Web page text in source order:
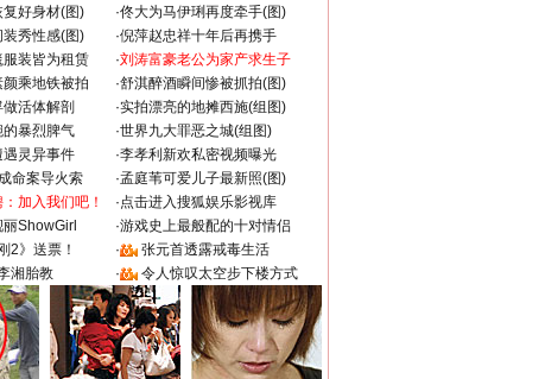
复好身材(图) ·佟大为马伊琍再度牵手(图)
装秀性感(图) ·倪萍赵忠祥十年后再携手
装皆为租赁 ·刘涛富豪老公为家产求生子
乘地铁被拍 ·舒淇醉酒瞬间惨被抓拍(图)
活体解剖 ·实拍漂亮的地摊西施(组图)
暴烈脾气 ·世界九大罪恶之城(组图)
灵异事件 ·李孝利新欢私密视频曝光
命案导火索 ·孟庭苇可爱儿子最新照(图)
加入我们吧！ ·点击进入搜狐娱乐影视库
ShowGirl ·游戏史上最般配的十对情侣
2》送票！ ·
张元首透露戒毒生活
湘胎教 · 令人惊叹太空步下楼方式